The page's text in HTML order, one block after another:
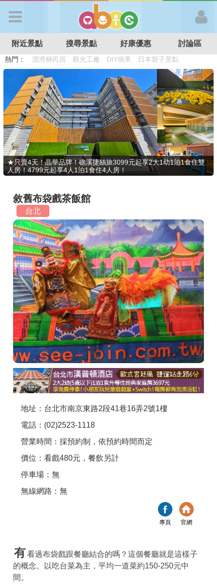
APP登入
首 頁
搜尋景點
好康優惠
最新消息
最新留言
商家合作
推薦景點
討論區
聯絡我們
APP下載
附近景點 搜尋景點 好康優惠 討論區
熱門： 溜滑梯民宿 觀光工廠 DIY摘果
日本親子景點
特色遊戲場
親子住房優惠 台北親子餐廳 溫泉泡湯SPA
★只賣4天！晶華品牌！礁溪捷絲旅3099元起享2大1幼1泊1食住雙
人房！4799元起享4人1泊1食住4人房！
敘舊布袋戲茶飯館
台北
地址：台北市南京東路2段41巷16弄2號1樓
電話：(02)2523-1118
營業時間：採預約制，依預約時間而定
價位：看戲480元，餐飲另計
停車場：無
無線網路：無
專頁 官網
有看過布袋戲跟餐廳結合的嗎？這個餐廳就是這樣子
的概念。以吃台菜為主，平均一道菜約150-250元中
間。